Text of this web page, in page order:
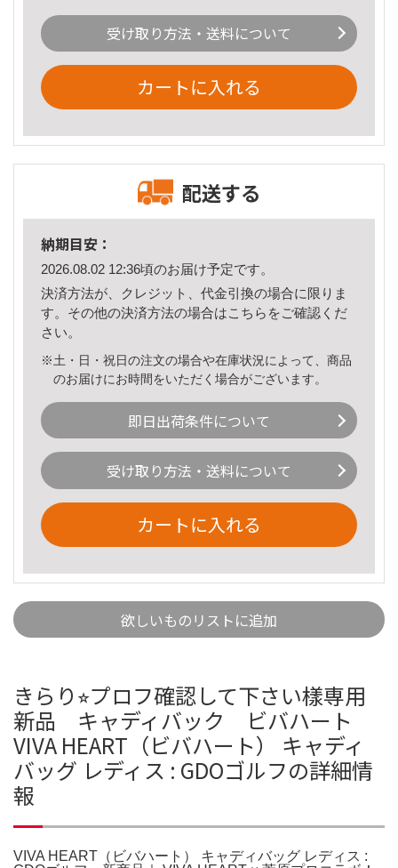
受け取り方法・送料について
カートに入れる
配送する
納期目安：
2026.08.02 12:36頃のお届け予定です。
決済方法が、クレジット、代金引換の場合に限りま
す。その他の決済方法の場合はこちら をご確認くだ
さい。
※土・日・祝日の注文の場合や在庫状況によって、商品
のお届けにお時間をいただく場合がございます。
即日出荷条件について
受け取り方法・送料について
カートに入れる
欲しいものリストに追加
きらり⭐︎プロフ確認して下さい樣専用
新品 キャディバック ビバハート
VIVA HEART（ビバハート） キャディ
バッグ レディス : GDOゴルフの詳細情
報
VIVA HEART（ビバハート） キャディバッグ レディス :